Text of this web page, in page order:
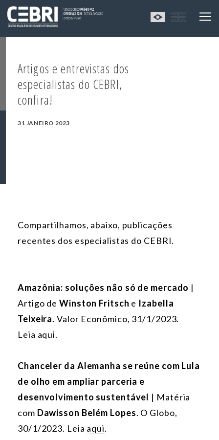
Artigos e entrevistas dos
especialistas do CEBRI,
confira!
31 JANEIRO 2023
Compartilhamos, abaixo, publicações
recentes dos especialistas do CEBRI.
Amazônia: soluções não só de mercado |
Artigo de Winston Fritsch e Izabella
Teixeira. Valor Econômico, 31/1/2023.
Leia aqui.
Chanceler da Alemanha se reúne com Lula
de olho em ampliar parceria e
desenvolvimento sustentável | Matéria
com Dawisson Belém Lopes. O Globo,
30/1/2023. Leia aqui.